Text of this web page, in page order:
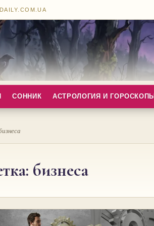
СОННИК АСТРОЛОГИЯ И ГОРОСКОПЫ
бизнеса